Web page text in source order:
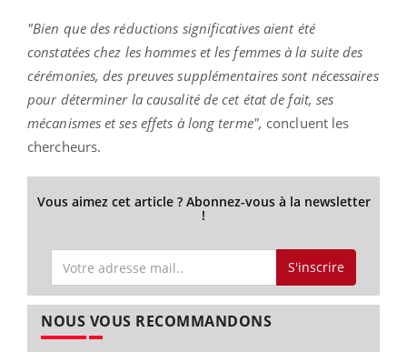
"Bien que des réductions significatives aient été
constatées chez les hommes et les femmes à la suite des
cérémonies, des preuves supplémentaires sont nécessaires
pour déterminer la causalité de cet état de fait, ses
mécanismes et ses effets à long terme", concluent les
chercheurs.
Vous aimez cet article ? Abonnez-vous à la newsletter
!
S'inscrire
NOUS VOUS RECOMMANDONS